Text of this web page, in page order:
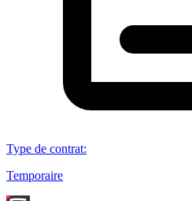
Type de contrat:
Temporaire